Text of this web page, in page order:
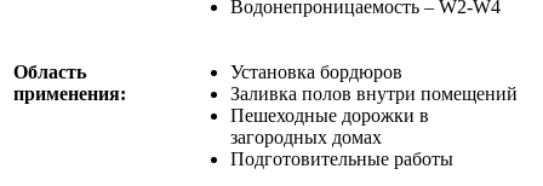
Водонепроницаемость – W2-W4
Область
применения:
Установка бордюров
Заливка полов внутри помещений
Пешеходные дорожки в
загородных домах
Подготовительные работы